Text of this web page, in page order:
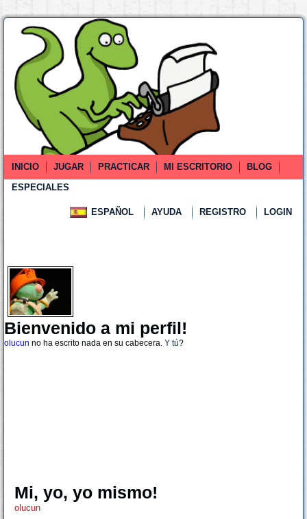
INICIO JUGAR PRACTICAR MI ESCRITORIO
BLOG
ESPECIALES
ESPAÑOL AYUDA REGISTRO LOGIN
Bienvenido a mi perfil!
olucun no ha escrito nada en su cabecera. Y tú?
Mi, yo, yo mismo!
olucun